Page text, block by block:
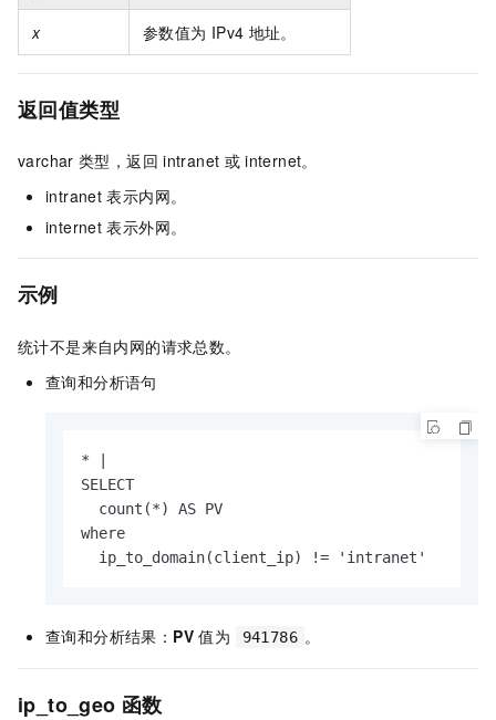
x 参数值为 IPv4 地址。
返回值类型
varchar 类型，返回 intranet 或 internet。
intranet 表示内网。
internet 表示外网。
示例
统计不是来自内网的请求总数。
查询和分析语句
* |
SELECT
  count(*) AS PV
where
  ip_to_domain(client_ip) != 'intranet'
查询和分析结果： PV 值为 941786 。
ip_to_geo 函数